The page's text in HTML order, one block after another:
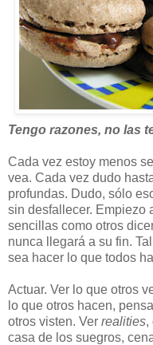
Tengo razones, no las
Cada vez estoy menos
vea. Cada vez dudo
profundas. Dudo, sólo
sin desfallecer. Empiezo
sencillas como otros
nunca llegará a su fin.
sea hacer lo que todos
Actuar. Ver lo que otros
lo que otros hacen,
otros visten. Ver realities,
casa de los suegros,